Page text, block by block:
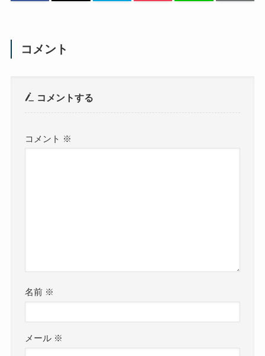
コメント
コメントする
コメント ※
名前 ※
メール ※